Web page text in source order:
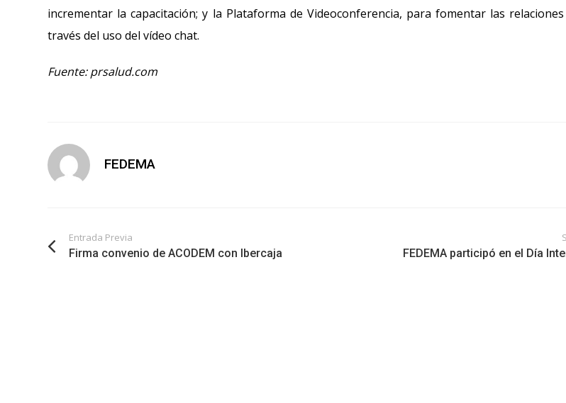
incrementar la capacitación; y la Plataforma de Videoconferencia, para fomentar las
través del uso del vídeo chat.
Fuente: prsalud.com
FEDEMA
Entrada Previa
Firma convenio de ACODEM con Ibercaja FEDEMA participó en el Día